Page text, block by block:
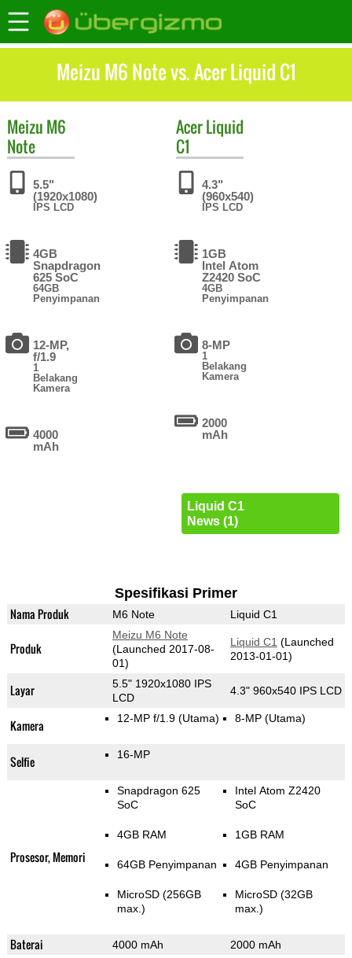
Meizu M6 Note vs. Acer Liquid C1
Meizu M6
Note
5.5"
(1920x1080)
IPS LCD
4GB
Snapdragon
625 SoC
64GB
Penyimpanan
12-MP,
f/1.9
1
Belakang
Kamera
4000
mAh
AcerLiquid
C1
4.3"
(960x540)
IPS LCD
1GB
Intel Atom
Z2420 SoC
4GB
Penyimpanan
8-MP
1
Belakang
Kamera
2000
mAh
Liquid C1
News (1)
Spesifikasi Primer
Nama Produk M6 Note Liquid C1
Produk
Meizu M6 Note
(Launched 2017-08-
01)
Liquid C1 (Launched
2013-01-01)
Layar
5.5" 1920x1080 IPS
LCD
4.3" 960x540 IPS LCD
Kamera 12-MP f/1.9 (Utama) 8-MP (Utama)
Selfie 16-MP
Prosesor, Memori
Snapdragon 625
SoC
4GB RAM
64GB Penyimpanan
MicroSD (256GB
max.)
Intel Atom Z2420
SoC
1GB RAM
4GB Penyimpanan
MicroSD (32GB
max.)
Baterai 4000 mAh 2000 mAh